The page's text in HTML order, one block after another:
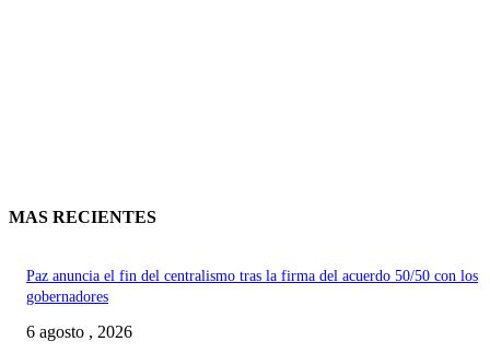
MAS RECIENTES
Paz anuncia el fin del centralismo tras la firma del acuerdo 50/50 con los
gobernadores
6 agosto , 2026